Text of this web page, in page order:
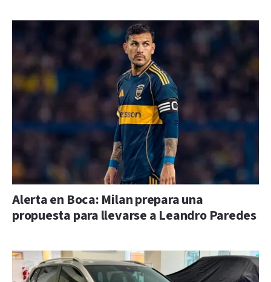
Alerta en Boca: Milan prepara una
propuesta para llevarse a Leandro Paredes